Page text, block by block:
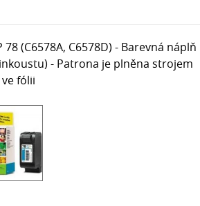
(C6578A, C6578D) - Barevná náplň
- Patrona je plněna strojem
fólii